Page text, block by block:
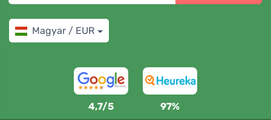
Magyar / EUR
4,7/5 97%